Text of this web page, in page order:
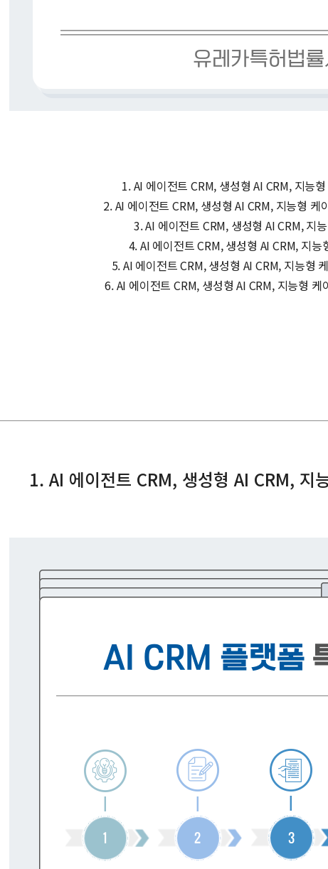
1. AI 에이전트 CRM, 생성형 AI CRM, 지능
2. AI 에이전트 CRM, 생성형 AI CRM, 지능형
3. AI 에이전트 CRM, 생성형 AI CRM, 지
4. AI 에이전트 CRM, 생성형 AI CRM, 지
5. AI 에이전트 CRM, 생성형 AI CRM, 지능형
6. AI 에이전트 CRM, 생성형 AI CRM, 지능형
1. AI 에이전트 CRM, 생성형 AI CRM, 지